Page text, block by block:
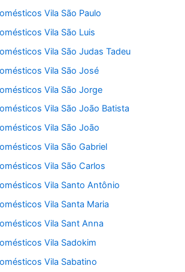
Vila São Paulo
Vila São Luis
Vila São Judas Tadeu
Vila São José
Vila São Jorge
Vila São João Batista
Vila São João
Vila São Gabriel
Vila São Carlos
Vila Santo Antônio
Vila Santa Maria
Vila Sant Anna
Vila Sadokim
Vila Sabatino